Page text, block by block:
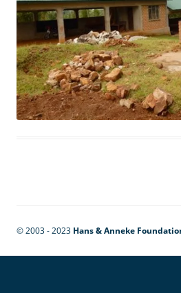
© 2003 - 2023 Hans & Anneke